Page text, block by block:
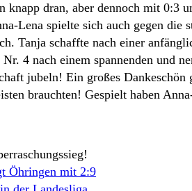
knapp dran, aber dennoch mit 0:3
Lena spielte sich auch gegen die
Tanja schaffte nach einer
4 nach einem spannenden und
jubeln! Ein großes
brauchten! Gespielt haben
Öhringen mit 2:9